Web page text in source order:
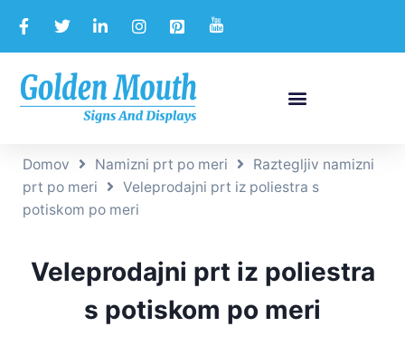
Domov Namizni prt po meri
Raztegljiv namizni
prt po meri
Veleprodajni prt iz poliestra s
potiskom po meri
Veleprodajni prt iz poliestra
s potiskom po meri